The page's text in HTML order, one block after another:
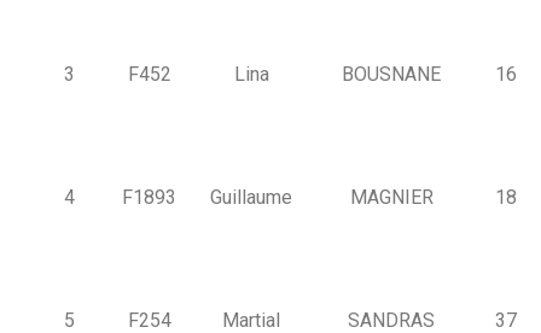
3 F452 Lina BOUSNANE 16
4 F1893 Guillaume MAGNIER 18
5 F254 Martial SANDRAS 37